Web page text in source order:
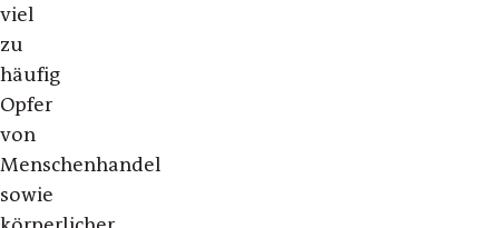
viel
zu
häufig
Opfer
von
Menschenhandel
sowie